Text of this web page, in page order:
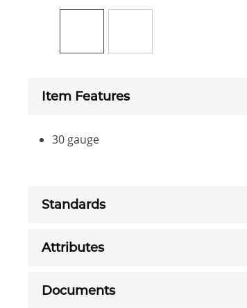
Item Features
30 gauge
Standards
Attributes
Documents